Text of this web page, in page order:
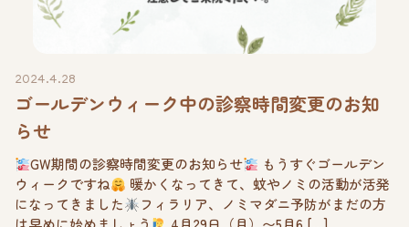
2024.4.28
ゴールデンウィーク中の診察時間変更のお知
らせ
GW期間の診察時間変更のお知らせ
もうすぐゴールデン
ウィークですね
暖かくなってきて、蚊やノミの活動が活発
になってきました
フィラリア、ノミマダニ予防がまだの方